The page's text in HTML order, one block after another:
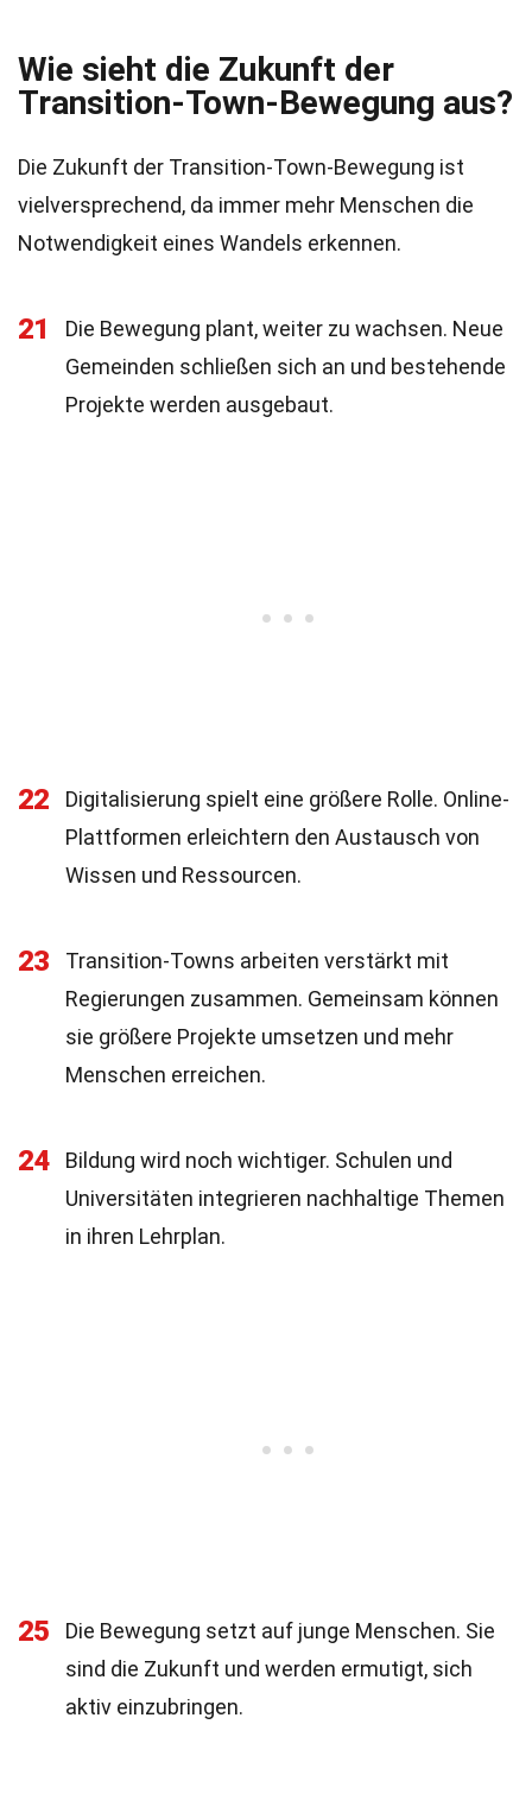
Wie sieht die Zukunft der
Transition-Town-Bewegung aus?
Die Zukunft der Transition-Town-Bewegung ist
vielversprechend, da immer mehr Menschen die
Notwendigkeit eines Wandels erkennen.
21
Die Bewegung plant, weiter zu wachsen. Neue
Gemeinden schließen sich an und bestehende
Projekte werden ausgebaut.
22
Digitalisierung spielt eine größere Rolle. Online-
Plattformen erleichtern den Austausch von
Wissen und Ressourcen.
23
Transition-Towns arbeiten verstärkt mit
Regierungen zusammen. Gemeinsam können
sie größere Projekte umsetzen und mehr
Menschen erreichen.
24
Bildung wird noch wichtiger. Schulen und
Universitäten integrieren nachhaltige Themen
in ihren Lehrplan.
25
Die Bewegung setzt auf junge Menschen. Sie
sind die Zukunft und werden ermutigt, sich
aktiv einzubringen.